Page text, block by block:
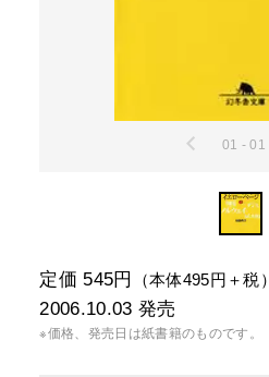
01 - 01
定価 545円 （本体495円＋税）
2006.10.03 発売
※価格、発売日は紙書籍のものです。